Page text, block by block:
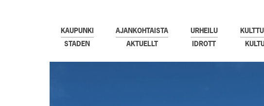
KAUPUNKI
STADEN
AJANKOHTAISTA
AKTUELLT
URHEILU
IDROTT